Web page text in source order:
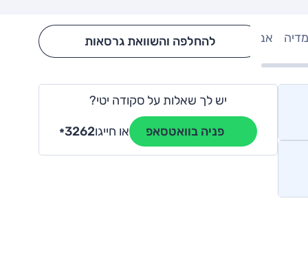
אבזור Hide config section
להחלפה והשוואת גרסאות
יש לך שאלות על סקודה יטי?
פניה בוואטסאפ או חייגו *3262